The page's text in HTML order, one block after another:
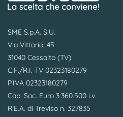
SME S.p.A. S.U.
Via Vittoria, 45
31040 Cessalto (TV)
C.F./R.I. TV 02323180279
P.IVA 02323180279
Cap. Soc. Euro 3.360.500 i.v.
R.E.A. di Treviso n. 327835